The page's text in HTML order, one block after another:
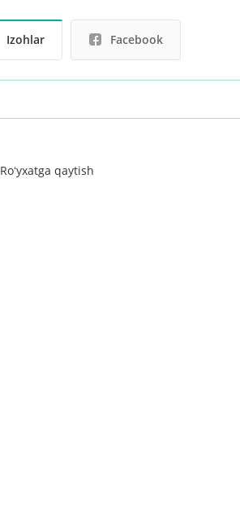
Izohlar Facebook
Roʻyxatga qaytish